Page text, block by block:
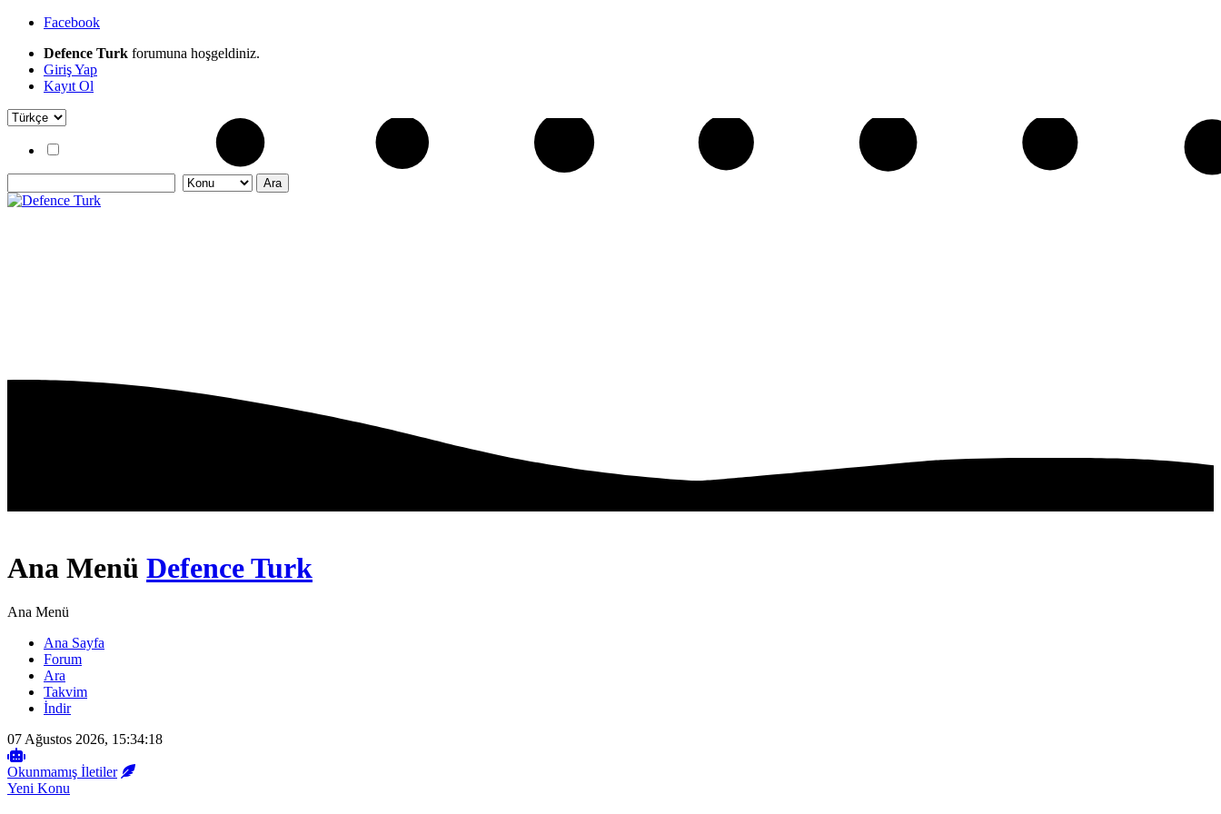
Facebook
Defence Turk forumuna hoşgeldiniz.
Giriş Yap
Kayıt Ol
Ana Menü Defence Turk
Ana Menü
Ana Sayfa
Forum
Ara
Takvim
İndir
07 Ağustos 2026, 15:34:18
Okunmamış İletiler
Yeni Konu